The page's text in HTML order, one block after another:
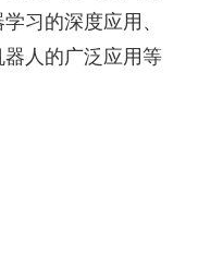
习的深度应用、
人的广泛应用等